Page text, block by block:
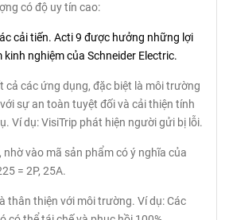
có độ uy tín cao:
cải tiến. Acti 9 được hưởng những lợi
nghiệm của Schneider Electric.
cả các ứng dụng, đặc biệt là môi trường
sự an toàn tuyệt đối và cải thiện tính
Ví dụ: VisiTrip phát hiện người gửi bị lỗi.
nhờ vào mã sản phẩm có ý nghĩa của
= 2P, 25A.
thân thiện với môi trường. Ví dụ: Các